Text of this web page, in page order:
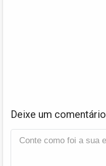
Deixe um comentário